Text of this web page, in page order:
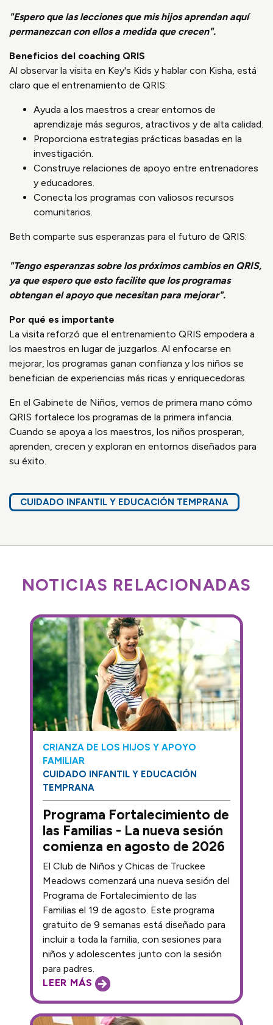
"Espero que las lecciones que mis hijos aprendan aquí
permanezcan con ellos a medida que crecen".
Beneficios del coaching QRIS
Al observar la visita en Key's Kids y hablar con Kisha, está
claro que el entrenamiento de QRIS:
Ayuda a los maestros a crear entornos de
aprendizaje más seguros, atractivos y de alta calidad.
Proporciona estrategias prácticas basadas en la
investigación.
Construye relaciones de apoyo entre entrenadores
y educadores.
Conecta los programas con valiosos recursos
comunitarios.
Beth comparte sus esperanzas para el futuro de QRIS:
"Tengo esperanzas sobre los próximos cambios en QRIS,
ya que espero que esto facilite que los programas
obtengan el apoyo que necesitan para mejorar".
Por qué es importante
La visita reforzó que el entrenamiento QRIS empodera a
los maestros en lugar de juzgarlos. Al enfocarse en
mejorar, los programas ganan confianza y los niños se
benefician de experiencias más ricas y enriquecedoras.
En el Gabinete de Niños, vemos de primera mano cómo
QRIS fortalece los programas de la primera infancia.
Cuando se apoya a los maestros, los niños prosperan,
aprenden, crecen y exploran en entornos diseñados para
su éxito.
CUIDADO INFANTIL Y EDUCACIÓN TEMPRANA
NOTICIAS RELACIONADAS
CRIANZA DE LOS HIJOS Y APOYO
FAMILIAR
CUIDADO INFANTIL Y EDUCACIÓN
TEMPRANA
Programa Fortalecimiento de
las Familias - La nueva sesión
comienza en agosto de 2026
LEER MÁS
El Club de Niños y Chicas de Truckee
Meadows comenzará una nueva sesión del
Programa de Fortalecimiento de las
Familias el 19 de agosto. Este programa
gratuito de 9 semanas está diseñado para
incluir a toda la familia, con sesiones para
niños y adolescentes junto con la sesión
para padres.